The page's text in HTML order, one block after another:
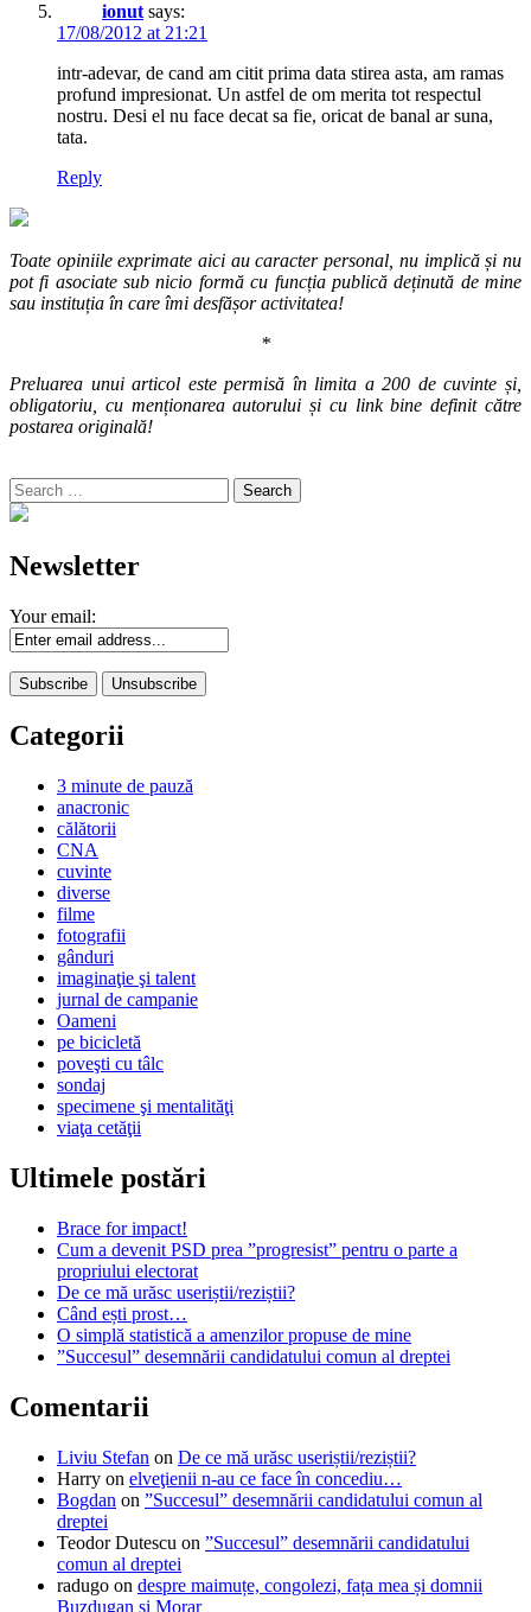
ionut says:
17/08/2012 at 21:21
intr-adevar, de cand am citit prima data stirea asta, am ramas
profund impresionat. Un astfel de om merita tot respectul
nostru. Desi el nu face decat sa fie, oricat de banal ar suna,
tata.
Reply
Toate opiniile exprimate aici au caracter personal, nu implică și nu
pot fi asociate sub nicio formă cu funcția publică deținută de mine
sau instituția în care îmi desfășor activitatea!
*
Preluarea unui articol este permisă în limita a 200 de cuvinte și,
obligatoriu, cu menționarea autorului și cu link bine definit către
postarea originală!
Search
for:
Newsletter
Your email:
Categorii
3 minute de pauză
anacronic
călătorii
CNA
cuvinte
diverse
filme
fotografii
gânduri
imaginaţie şi talent
jurnal de campanie
Oameni
pe bicicletă
poveşti cu tâlc
sondaj
specimene şi mentalităţi
viaţa cetăţii
Ultimele postări
Brace for impact!
Cum a devenit PSD prea ”progresist” pentru o parte a
propriului electorat
De ce mă urăsc useriștii/reziștii?
Când ești prost…
O simplă statistică a amenzilor propuse de mine
”Succesul” desemnării candidatului comun al dreptei
Comentarii
Liviu Stefan on De ce mă urăsc useriștii/reziștii?
Harry on elveţienii n-au ce face în concediu…
Bogdan on ”Succesul” desemnării candidatului comun al
dreptei
Teodor Dutescu on ”Succesul” desemnării candidatului
comun al dreptei
radugo on despre maimuțe, congolezi, fața mea și domnii
Buzdugan și Morar